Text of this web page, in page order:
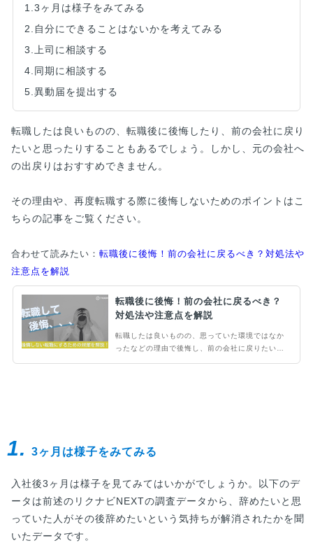
1.3ヶ月は様子をみてみる
2.自分にできることはないかを考えてみる
3.上司に相談する
4.同期に相談する
5.異動届を提出する
転職したは良いものの、転職後に後悔したり、前の会社に戻り
たいと思ったりすることもあるでしょう。しかし、元の会社へ
の出戻りはおすすめできません。
その理由や、再度転職する際に後悔しないためのポイントはこ
ちらの記事をご覧ください。
合わせて読みたい： 転職後に後悔！前の会社に戻るべき？対処法や
注意点を解説
転職後に後悔！前の会社に戻るべき？
対処法や注意点を解説
転職したは良いものの、思っていた環境ではなか
ったなどの理由で後悔し、前の会社に戻りたいと
1. 3ヶ月は様子をみてみる
入社後3ヶ月は様子を見てみてはいかがでしょうか。以下のデ
ータは前述のリクナビNEXTの調査データから、辞めたいと思
っていた人がその後辞めたいという気持ちが解消されたかを聞
いたデータです。